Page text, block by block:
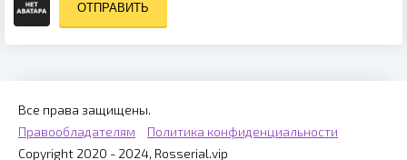
ОТПРАВИТЬ
Все права защищены.
Правообладателям
Политика конфиденциальности
Copyright 2020 - 2024, Rosserial.vip